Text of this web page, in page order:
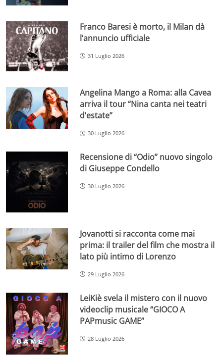
Franco Baresi è morto, il Milan dà
l’annuncio ufficiale
31 Luglio 2026
Angelina Mango a Roma: alla Cavea
arriva il tour “Nina canta nei teatri
d’estate”
30 Luglio 2026
Recensione di “Odio” nuovo singolo
di Giuseppe Condello
30 Luglio 2026
Jovanotti si racconta come mai
prima: il trailer del film che mostra il
lato più intimo di Lorenzo
29 Luglio 2026
LeiKiè svela il mistero con il nuovo
videoclip musicale “GIOCO A
PAPmusic GAME”
28 Luglio 2026